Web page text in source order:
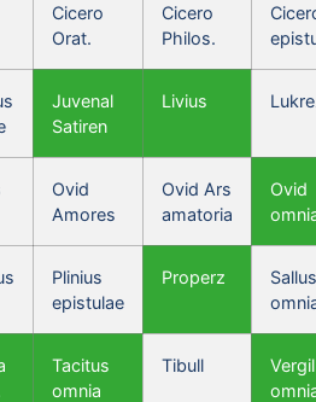
Cicero
Orat.
Cicero
Philos.
Juvenal
Satiren
Livius
Ovid
Amores
Ovid Ars
amatoria
Ovid
Plinius
epistulae
Properz
Tacitus
omnia
Tibull
Vergil